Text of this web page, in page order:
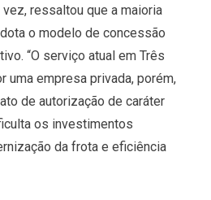
vez, ressaltou que a maioria
o modelo de concessão
“O serviço atual em Três
uma empresa privada, porém,
de autorização de caráter
os investimentos
da frota e eficiência